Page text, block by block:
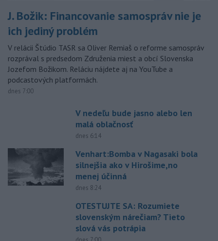
J. Božik: Financovanie samospráv nie je
ich jediný problém
V relácii Štúdio TASR sa Oliver Remiaš o reforme samospráv
rozprával s predsedom Združenia miest a obcí Slovenska
Jozefom Božikom. Reláciu nájdete aj na YouTube a
podcastových platformách.
dnes 7:00
V nedeľu bude jasno alebo len
malá oblačnosť
dnes 6:14
Venhart:Bomba v Nagasaki bola
silnejšia ako v Hirošime,no
menej účinná
dnes 8:24
OTESTUJTE SA: Rozumiete
slovenským nárečiam? Tieto
slová vás potrápia